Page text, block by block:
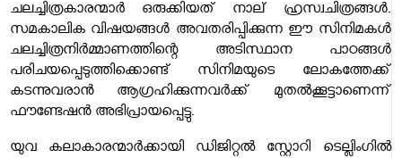
ചലച്ചിത്രകാരന്മാര്‍ ഒരുക്കിയത് നാല് ഹ്രസ്വചിത്രങ്ങള്‍.
സമകാലിക വിഷയങ്ങള്‍ അവതരിപ്പിക്കുന്ന ഈ സിനിമകള്‍
ചലച്ചിത്രനിര്‍മ്മാണത്തിന്റെ അടിസ്ഥാന പാഠങ്ങള്‍
പരിചയപ്പെടുത്തിക്കൊണ്ട് സിനിമയുടെ ലോകത്തേക്ക്
കടന്നുവരാന്‍ ആഗ്രഹിക്കുന്നവര്‍ക്ക് മുതല്‍ക്കൂട്ടാണെന്ന്
ഫൗണ്ടേഷന്‍ അഭിപ്രായപ്പെട്ടു.
യുവ കലാകാരന്മാര്‍ക്കായി ഡിജിറ്റല്‍ സ്റ്റോറി ടെല്ലിംഗില്‍